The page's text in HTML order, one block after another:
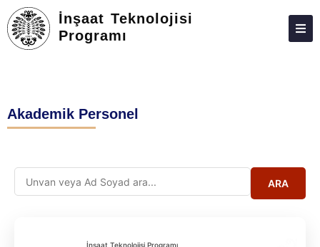
İnşaat Teknolojisi
Programı
ÖĞRENCI İŞLERI
ADAY ÖĞRENCILER
Akademik Personel
ARA
İnşaat Teknolojisi Programı